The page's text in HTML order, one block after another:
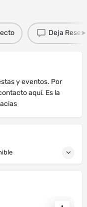
Deja
y eventos. Por
aquí. Es la